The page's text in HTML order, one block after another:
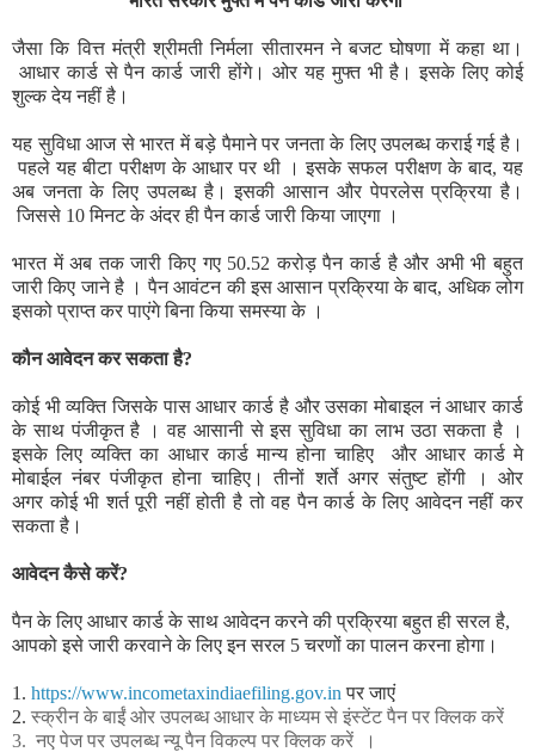
जैसा कि वित्त मंत्री श्रीमती निर्मला सीतारमन ने बजट घोषणा में कहा था।
आधार कार्ड से पैन कार्ड जारी होंगे। ओरयह मुफ्त भी है।इसके लिए कोई
शुल्क देय नहीं है।
यह सुविधा आज से भारत में बड़े पैमाने पर जनता के लिए उपलब्ध कराई गई है।
पहले यह बीटा परीक्षण के आधार पर थी ।इसके सफल परीक्षण के बाद, यह
अब जनता के लिए उपलब्ध है।इसकी आसान और पेपरलेस प्रक्रिया है।
जिससे 10 मिनट के अंदर ही पैन कार्ड जारी किया जाएगा ।
भारत में अब तक जारी किए गए 50.52 करोड़ पैन कार्ड है और अभी भी बहुत
जारी किए जाने है ।पैन आवंटन की इस आसान प्रक्रिया के बाद, अधिक लोग
इसको प्राप्त कर पाएंगे बिना किया समस्या के ।
कौन आवेदन कर सकता है?
कोई भी व्यक्ति जिसके पास आधार कार्ड है और उसका मोबाइल नं आधार कार्ड
के साथ पंजीकृत है । वह आसानी से इस सुविधा का लाभ उठा सकता है ।
इसके लिएव्यक्ति का आधार कार्ड मान्य होना चाहिए और आधार कार्ड मे
मोबाईल नंबर पंजीकृत होना चाहिए।तीनों शर्ते अगर संतुष्ट होंगी । ओर
अगरकोई भी शर्त पूरी नहीं होती है तो वह पैन कार्ड के लिए आवेदन नहीं कर
सकता है।
आवेदन कैसे करें?
पैन के लिए आधार कार्ड के साथ आवेदन करने की प्रक्रिया बहुत ही सरल है,
आपको इसे जारी करवाने के लिए इन सरल 5 चरणों का पालन करना होगा।
1. https://www.incometaxindiaefiling.gov.in पर जाएं
2. स्क्रीन के बाईं ओर उपलब्ध आधार के माध्यम से इंस्टेंट पैनपर क्लिक करें
3. नए पेज पर उपलब्धन्यू पैनविकल्प पर क्लिक करें
।